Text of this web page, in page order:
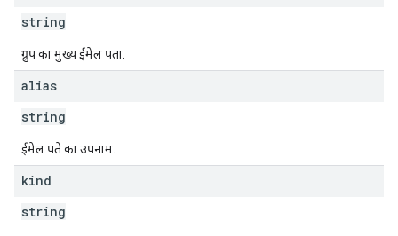
string
ग्रुप का मुख्य ईमेल पता.
alias
string
ईमेल पते का उपनाम.
kind
string